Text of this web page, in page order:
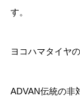
す。
ヨコハマタイヤ
ADVAN伝統の非